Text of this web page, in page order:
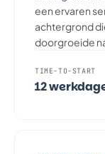
een ervaren
achtergrond
doorgroeide
TIME-TO-START
12